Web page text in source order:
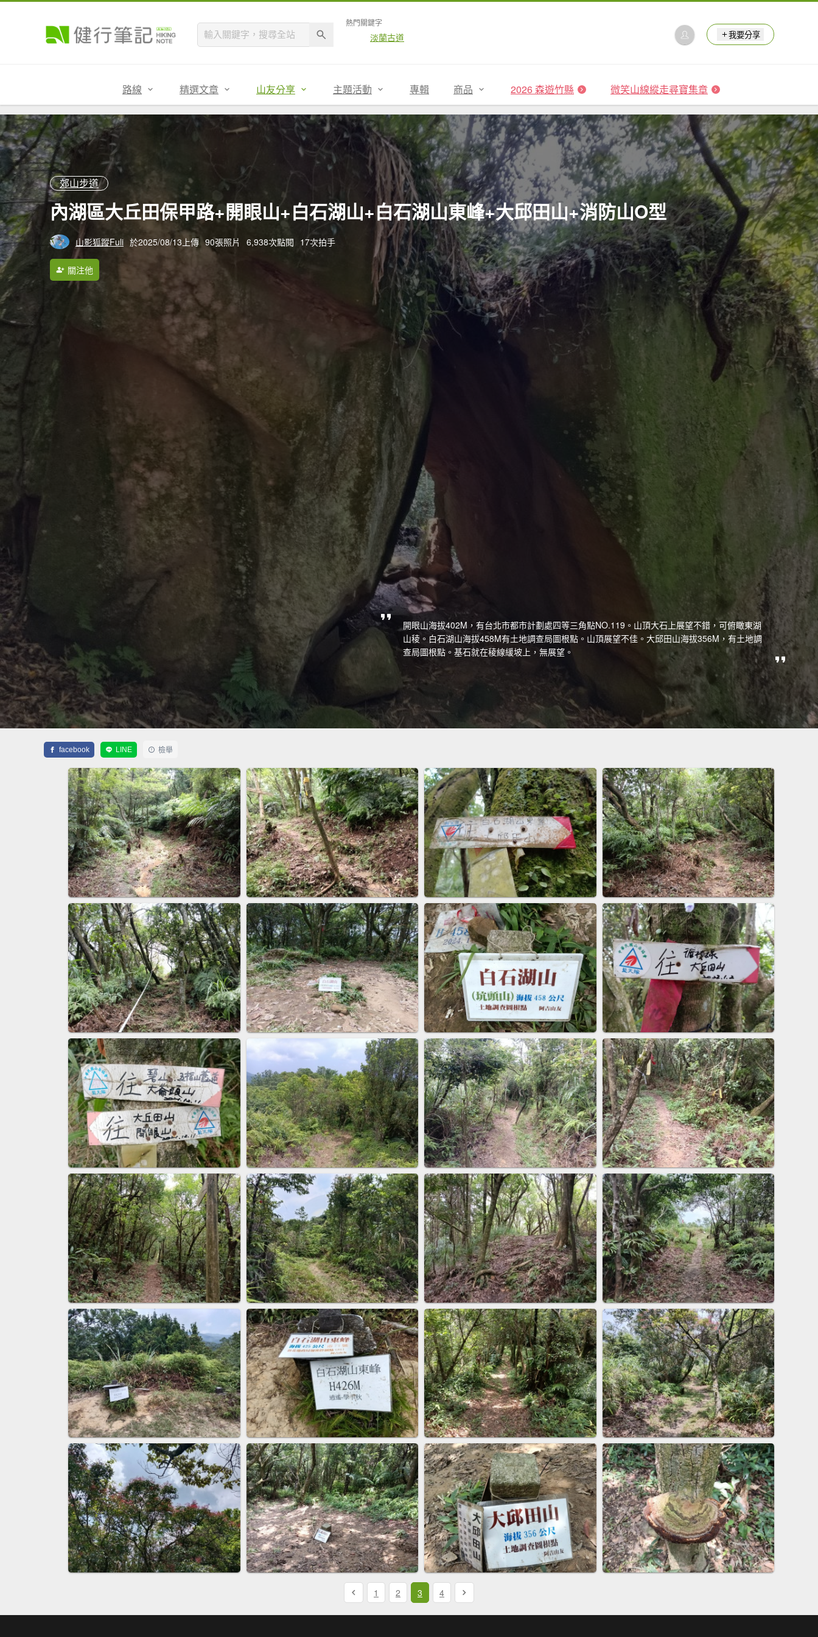
熱門關鍵字
淡蘭古道 我要分享
路線 精選文章 山友分享 主題活動 專輯 商品 2026 森遊竹縣 微笑山線縱走尋寶集章
郊山步道
內湖區大丘田保甲路+開眼山+白石湖山+白石湖山東峰+大邱田山+消防山O型
山影狐蹤Fuli 於2025/08/13上傳 90張照片 6,938次點閱 17次拍手
關注他
開眼山海拔402M，有台北市都市計劃處四等三角點NO.119。山頂大石上展望不錯，可俯瞰東湖
山稜。白石湖山海拔458M有土地調查局圖根點。山頂展望不佳。大邱田山海拔356M，有土地調
查局圖根點。基石就在稜線緩坡上，無展望。
facebook LINE 檢舉
1 2 3 4